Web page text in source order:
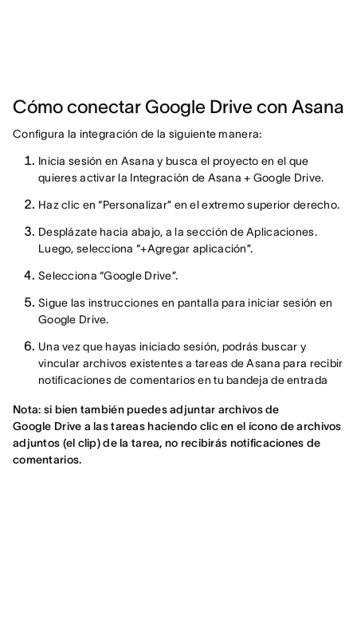
Cómo conectar Google Drive con Asana
Configura la integración de la siguiente manera:
Inicia sesión en Asana y busca el proyecto en el que
quieres activar la Integración de Asana + Google Drive.
Haz clic en “Personalizar” en el extremo superior derecho.
Desplázate hacia abajo, a la sección de Aplicaciones.
Luego, selecciona “+Agregar aplicación”.
Selecciona “Google Drive”.
Sigue las instrucciones en pantalla para iniciar sesión en
Google Drive.
Una vez que hayas iniciado sesión, podrás buscar y
vincular archivos existentes a tareas de Asana para recibir
notificaciones de comentarios en tu bandeja de entrada
Nota: si bien también puedes adjuntar archivos de
Google Drive a las tareas haciendo clic en el ícono de archivos
adjuntos (el clip) de la tarea, no recibirás notificaciones de
comentarios.